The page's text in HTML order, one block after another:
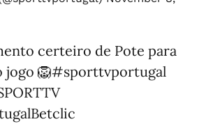
certeiro de Pote para
jogo 🦁#sporttvportugal